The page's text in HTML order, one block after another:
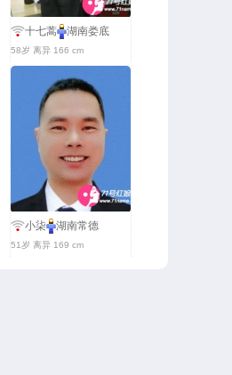
十七蒿 湖南娄底
58岁 离异 166 cm
小柒 湖南常德
51岁 离异 169 cm